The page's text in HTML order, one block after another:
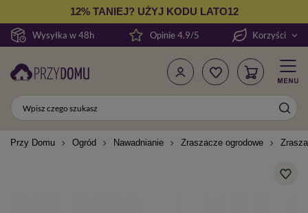
Wysyłka w 48h
12% TANIEJ? UŻYJ KODU LATO12
Opinie 4.9/5 Korzyści
Przy Domu Ogród Nawadnianie Zraszacze ogrodowe